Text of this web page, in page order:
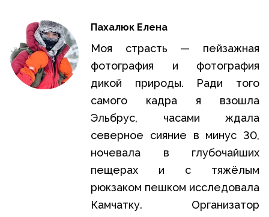
Пахалюк Елена
Моя страсть — пейзажная
фотография и фотография
дикой природы. Ради того
самого кадра я взошла
Эльбрус, часами ждала
северное сияние в минус 30,
ночевала в глубочайших
пещерах и с тяжёлым
рюкзаком пешком исследовала
Камчатку. Организатор